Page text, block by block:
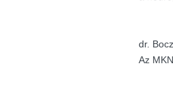
dr.
Az